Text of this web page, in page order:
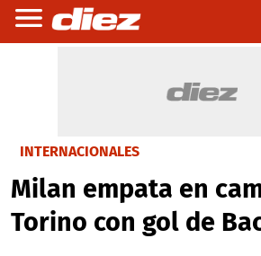
INTERNACIONALES
Milan empata en
Torino con gol de